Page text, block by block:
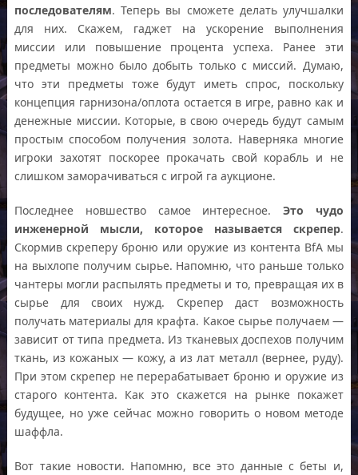
последователям. Теперь вы сможете делать улучшалки
для них. Скажем, гаджет на ускорение выполнения
миссии или повышение процента успеха. Ранее эти
предметы можно было добыть только с миссий. Думаю,
что эти предметы тоже будут иметь спрос, поскольку
концепция гарнизона/оплота остается в игре, равно как и
денежные миссии. Которые, в свою очередь будут самым
простым способом получения золота. Наверняка многие
игроки захотят поскорее прокачать свой корабль и не
слишком заморачиваться с игрой га аукционе.
Последнее новшество самое интересное. Это чудо
инженерной мысли, которое называется скрепер.
Скормив скреперу броню или оружие из контента BfA мы
на выхлопе получим сырье. Напомню, что раньше только
чантеры могли распылять предметы и то, превращая их в
сырье для своих нужд. Скрепер даст возможность
получать материалы для крафта. Какое сырье получаем —
зависит от типа предмета. Из тканевых доспехов получим
ткань, из кожаных — кожу, а из лат металл (вернее, руду).
При этом скрепер не перерабатывает броню и оружие из
старого контента. Как это скажется на рынке покажет
будущее, но уже сейчас можно говорить о новом методе
шаффла.
Вот такие новости. Напомню, все это данные с беты и,